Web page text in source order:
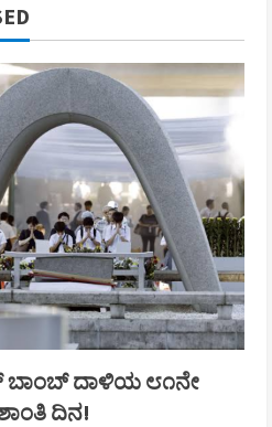
ದಾಳಿಯ ೮೧ನೇ
ದಿನ!